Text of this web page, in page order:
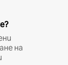
на